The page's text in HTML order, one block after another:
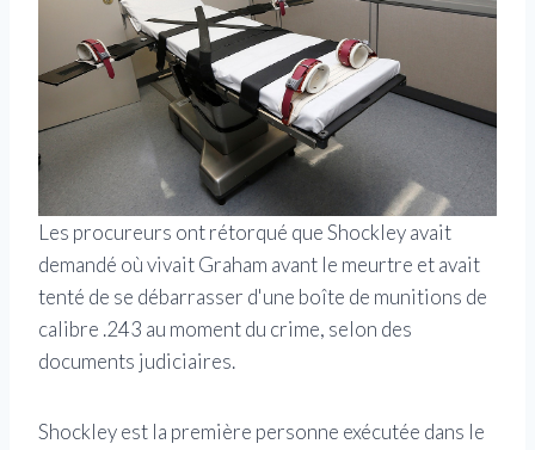
Les procureurs ont rétorqué que Shockley avait
demandé où vivait Graham avant le meurtre et avait
tenté de se débarrasser d'une boîte de munitions de
calibre .243 au moment du crime, selon des
documents judiciaires.
Shockley est la première personne exécutée dans le